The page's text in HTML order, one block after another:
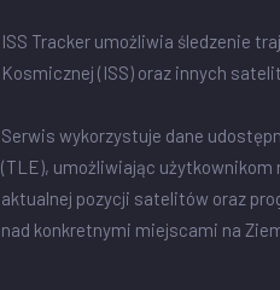
ISS Tracker umożliwia śledzenie
Kosmicznej (ISS) oraz innych
Serwis wykorzystuje dane
(TLE), umożliwiając
aktualnej pozycji satelitów oraz
nad konkretnymi miejscami na